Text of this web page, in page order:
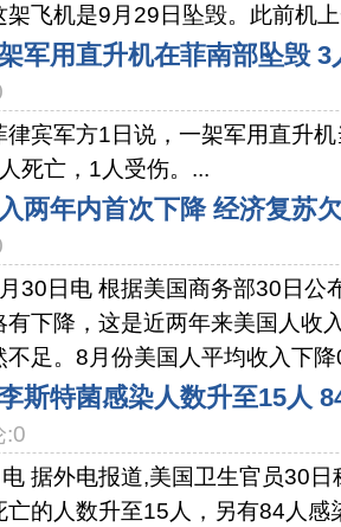
架飞机是9月29日坠毁。此前机
军用直升机在菲南部坠毁 3
律宾军方1日说，一架军用直升
死亡，1人受伤。...
两年内首次下降 经济复苏
30日电 根据美国商务部30日公
有下降，这是近两年来美国人收
不足。8月份美国人平均收入下降
斯特菌感染人数升至15人
:0
据外电报道,美国卫生官员30
亡的人数升至15人，另有84人感